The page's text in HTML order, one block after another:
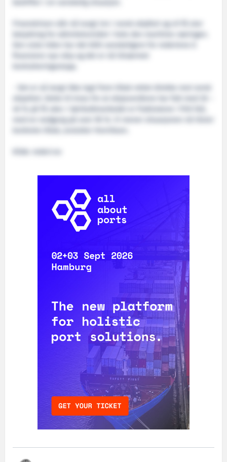
Finanskrisen slår nå tungt inn i norsk skipfart og vil få stor
betydning for aktivitetsnivået i hele den maritime næringen.
Den siste tiden har det blitt vanskeligere for rederiene å
kontraheringsstopp.
- Det er så langt ikke lagt frem tiltak rettet direkte mot norsk
med en nedgang på over 90 %. Vi mener situasjonen nå tilsier
Kilde: rederi.no